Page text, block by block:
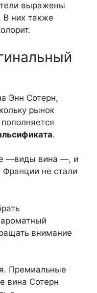
выражены
В них также
Энн Сотерн,
рынок
.
—виды вина —, и
Франции не стали
внимание
Премиальные
вина Сотерн